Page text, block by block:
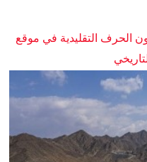
الحرف التقليدية في موقع